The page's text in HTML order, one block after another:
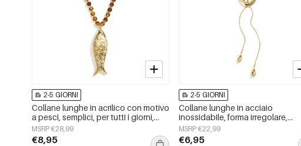
2-5 GIORNI
Collane lunghe in acrilico con motivo
a pesci, semplici, per tutti i giorni,
della serie Simple, gioielli da donna.
MSRP €28,99
€8,95
2-5 GIORNI
Collane lunghe in acciaio
inossidabile, forma irregolare,
semplici, serie Simple Daily, gioielli
da donna
MSRP €22,99
€6,95